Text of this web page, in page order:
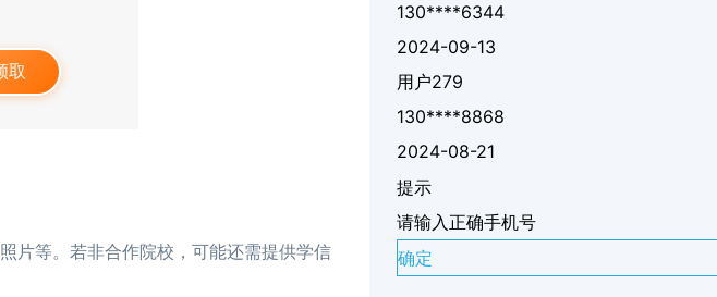
取
等。若非合作院校，可能还需提供学信
130****6344
2024-09-13
用户279
130****8868
2024-08-21
提示
请输入正确手机号
确定